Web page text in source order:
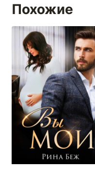
Похожие